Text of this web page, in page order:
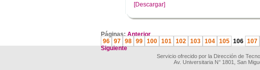
[Descargar]
Páginas:Anterior
96 97 98 99 100 101 102 103 104 105 106 107
Siguiente
Servicio ofrecido por la Dirección de
Av. Universitaria N° 1801, San